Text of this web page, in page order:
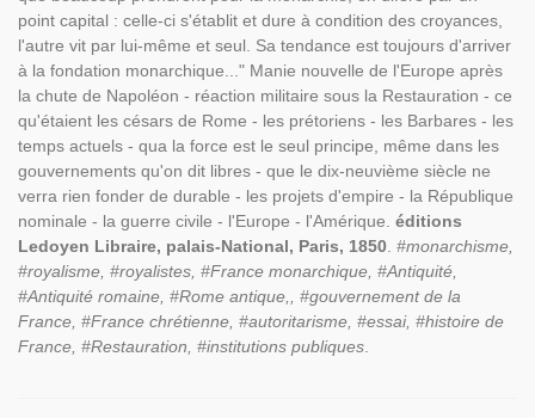
point capital : celle-ci s'établit et dure à condition des croyances,
l'autre vit par lui-même et seul. Sa tendance est toujours d'arriver
à la fondation monarchique..." Manie nouvelle de l'Europe après
la chute de Napoléon - réaction militaire sous la Restauration - ce
qu'étaient les césars de Rome - les prétoriens - les Barbares - les
temps actuels - qua la force est le seul principe, même dans les
gouvernements qu'on dit libres - que le dix-neuvième siècle ne
verra rien fonder de durable - les projets d'empire - la République
nominale - la guerre civile - l'Europe - l'Amérique. éditions
Ledoyen Libraire, palais-National, Paris, 1850 #monarchisme,
#royalisme, #royalistes, #France monarchique, #Antiquité,
#Antiquité romaine, #Rome antique,, #gouvernement de la
France, #France chrétienne, #autoritarisme, #essai, #histoire de
France, #Restauration, #institutions publiques